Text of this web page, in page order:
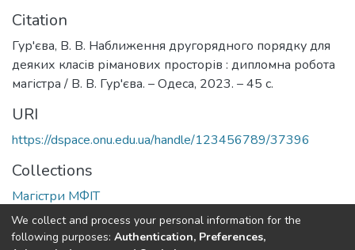
Citation
Гур'єва, В. В. Наближення другорядного порядку для
деяких класів ріманових просторів : дипломна робота
магістра / В. В. Гур'єва. – Одеса, 2023. – 45 с.
URI
https://dspace.onu.edu.ua/handle/123456789/37396
Collections
Магістри МФІТ
Full item page
We collect and process your personal information for the
following purposes: Authentication, Preferences,